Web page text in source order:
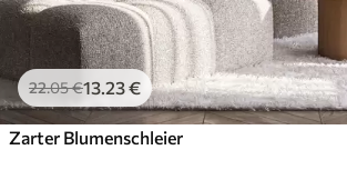
22.05€13 .23€
Zarter Blumenschleier